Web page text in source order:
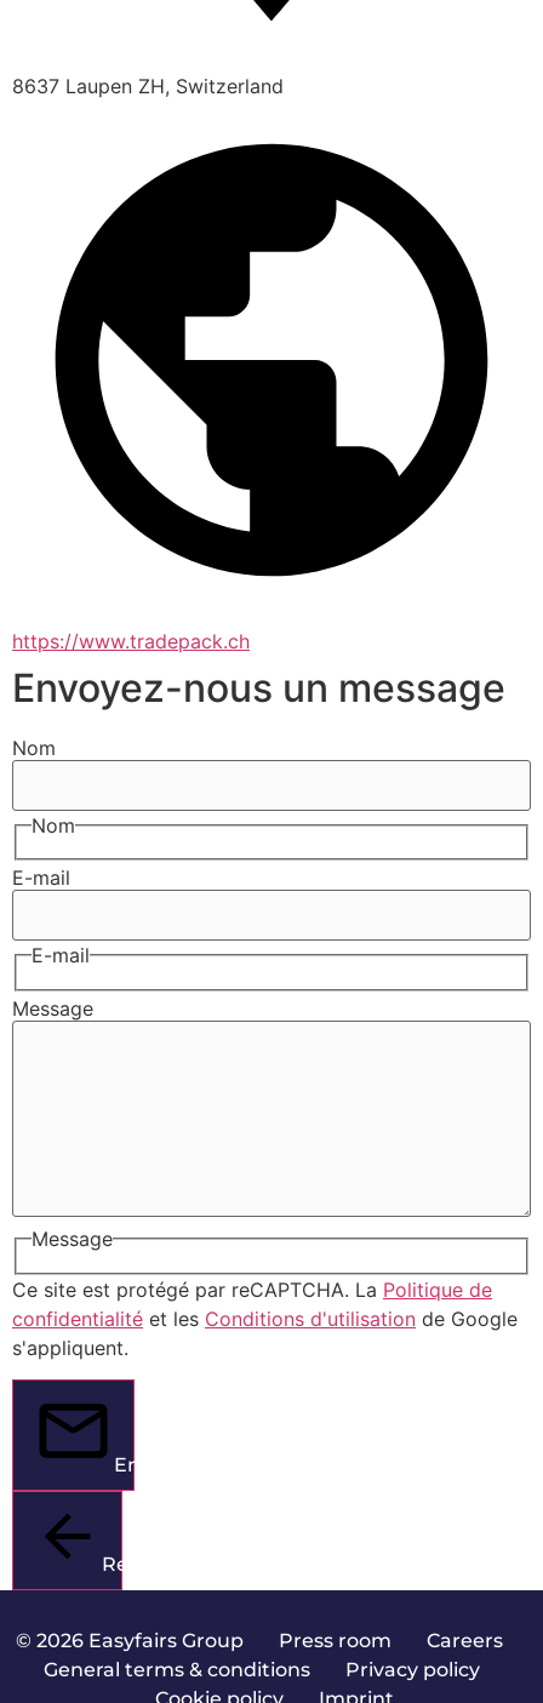
8637 Laupen ZH, Switzerland
https://www.tradepack.ch
Envoyez-nous un message
Nom
Nom
E-mail
E-mail
Message
Message
Ce site est protégé par reCAPTCHA. La Politique de
confidentialité et les Conditions d'utilisation de Google
s'appliquent.
Envoyer
Retour
© 2026 Easyfairs Group| Press room Careers|
General terms & conditions| Privacy policy|